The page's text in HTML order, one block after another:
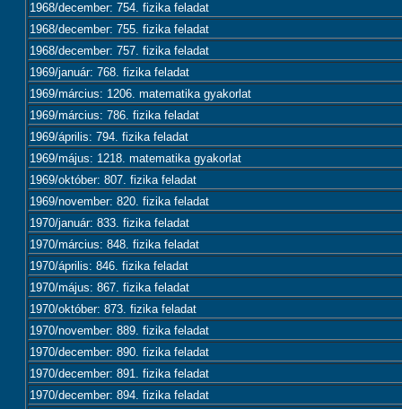
1968/december: 754. fizika feladat
1968/december: 755. fizika feladat
1968/december: 757. fizika feladat
1969/január: 768. fizika feladat
1969/március: 1206. matematika gyakorlat
1969/március: 786. fizika feladat
1969/április: 794. fizika feladat
1969/május: 1218. matematika gyakorlat
1969/október: 807. fizika feladat
1969/november: 820. fizika feladat
1970/január: 833. fizika feladat
1970/március: 848. fizika feladat
1970/április: 846. fizika feladat
1970/május: 867. fizika feladat
1970/október: 873. fizika feladat
1970/november: 889. fizika feladat
1970/december: 890. fizika feladat
1970/december: 891. fizika feladat
1970/december: 894. fizika feladat